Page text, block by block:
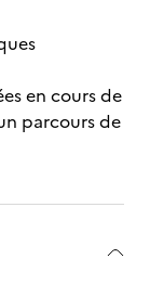
en cours de
parcours de